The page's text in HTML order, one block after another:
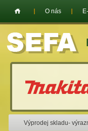
O nás
Výprodej skladu-